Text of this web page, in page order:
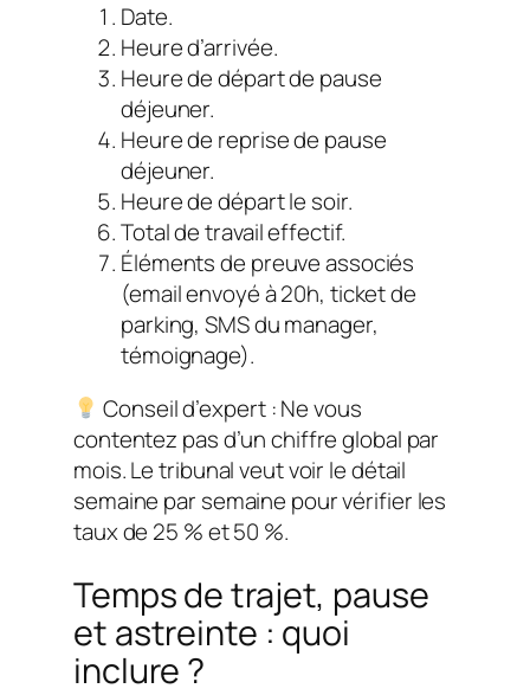
Date.
Heure d’arrivée.
Heure de départ de pause
déjeuner.
Heure de reprise de pause
déjeuner.
Heure de départ le soir.
Total de travail effectif.
Éléments de preuve associés
(email envoyé à 20h, ticket de
parking, SMS du manager,
témoignage).
Conseil d’expert : Ne vous
contentez pas d’un chiffre global par
mois. Le tribunal veut voir le détail
semaine par semaine pour vérifier les
taux de 25 % et 50 %.
Temps de trajet, pause
et astreinte : quoi
inclure ?